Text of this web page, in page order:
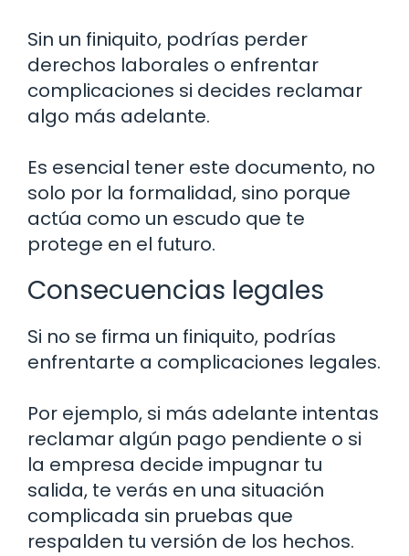
Sin un finiquito, podrías perder
derechos laborales o enfrentar
complicaciones si decides reclamar
algo más adelante.
Es esencial tener este documento, no
solo por la formalidad, sino porque
actúa como un escudo que te
protege en el futuro.
Consecuencias legales
Si no se firma un finiquito, podrías
enfrentarte a complicaciones legales.
Por ejemplo, si más adelante intentas
reclamar algún pago pendiente o si
la empresa decide impugnar tu
salida, te verás en una situación
complicada sin pruebas que
respalden tu versión de los hechos.